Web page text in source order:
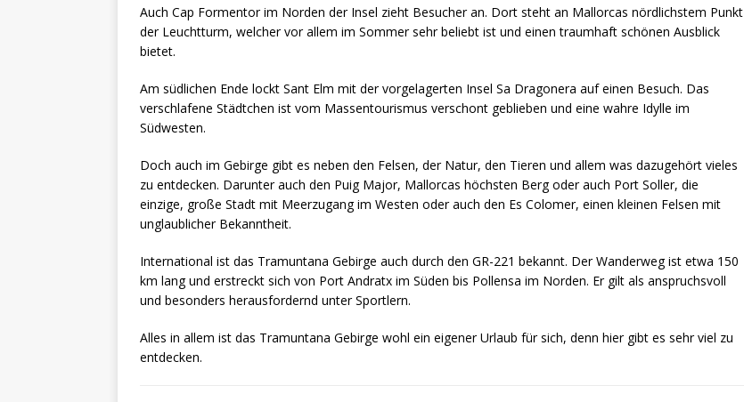
Auch Cap Formentor im Norden der Insel zieht Besucher an. Dort steht an Mallorcas nördlichstem Punkt
der Leuchtturm, welcher vor allem im Sommer sehr beliebt ist und einen traumhaft schönen Ausblick
bietet.
Am südlichen Ende lockt Sant Elm mit der vorgelagerten Insel Sa Dragonera auf einen Besuch. Das
verschlafene Städtchen ist vom Massentourismus verschont geblieben und eine wahre Idylle im
Südwesten.
Doch auch im Gebirge gibt es neben den Felsen, der Natur, den Tieren und allem was dazugehört vieles
zu entdecken. Darunter auch den Puig Major, Mallorcas höchsten Berg oder auch Port Soller, die
einzige, große Stadt mit Meerzugang im Westen oder auch den Es Colomer, einen kleinen Felsen mit
unglaublicher Bekanntheit.
International ist das Tramuntana Gebirge auch durch den GR-221 bekannt. Der Wanderweg ist etwa 150
km lang und erstreckt sich von Port Andratx im Süden bis Pollensa im Norden. Er gilt als anspruchsvoll
und besonders herausfordernd unter Sportlern.
Alles in allem ist das Tramuntana Gebirge wohl ein eigener Urlaub für sich, denn hier gibt es sehr viel zu
entdecken.